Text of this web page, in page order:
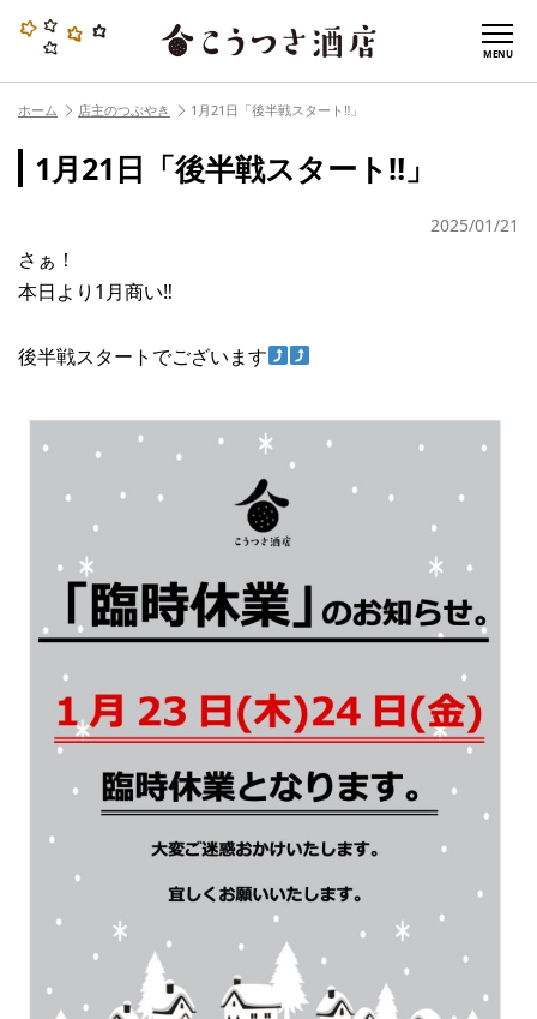
MENU
ホーム 店主のつぶやき 1月21日「後半戦スタート‼︎」
1月21日「後半戦スタート‼︎」
2025/01/21
さぁ！
本日より1月商い‼︎
後半戦スタートでございます